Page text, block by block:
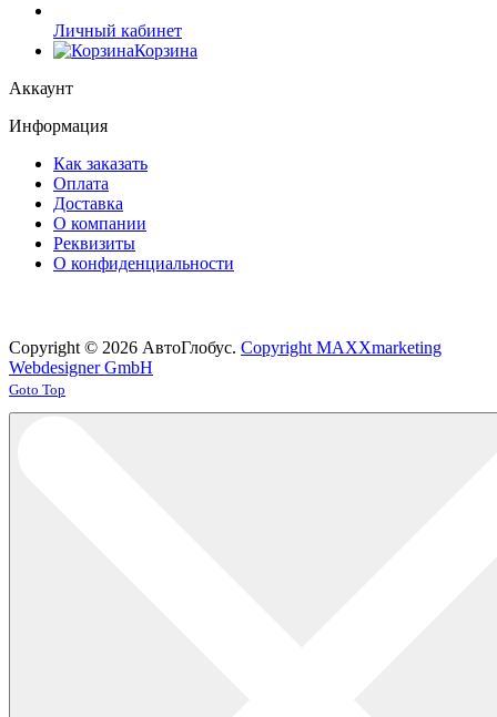
Личный кабинет
Корзина
Аккаунт
Информация
Как заказать
Оплата
Доставка
О компании
Реквизиты
О конфиденциальности
Copyright © 2026 АвтоГлобус. Copyright MAXXmarketing
Webdesigner GmbH
Joomla! 3 Templates
Goto Top